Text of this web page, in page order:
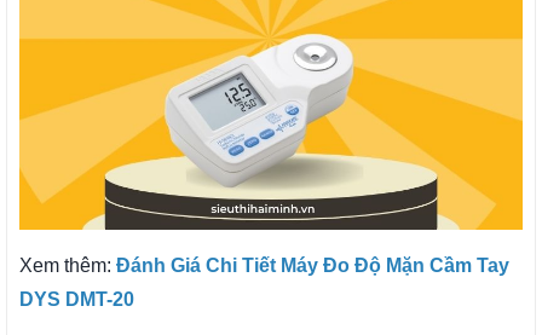
Xem thêm: Đánh Giá Chi Tiết Máy Đo Độ Mặn Cầm Tay
DYS DMT-20